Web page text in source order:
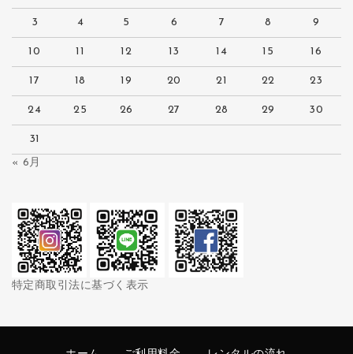
3 4 5 6 7 8 9
10 11 12 13 14 15 16
17 18 19 20 21 22 23
24 25 26 27 28 29 30
31
« 6月
特定商取引法に基づく表示